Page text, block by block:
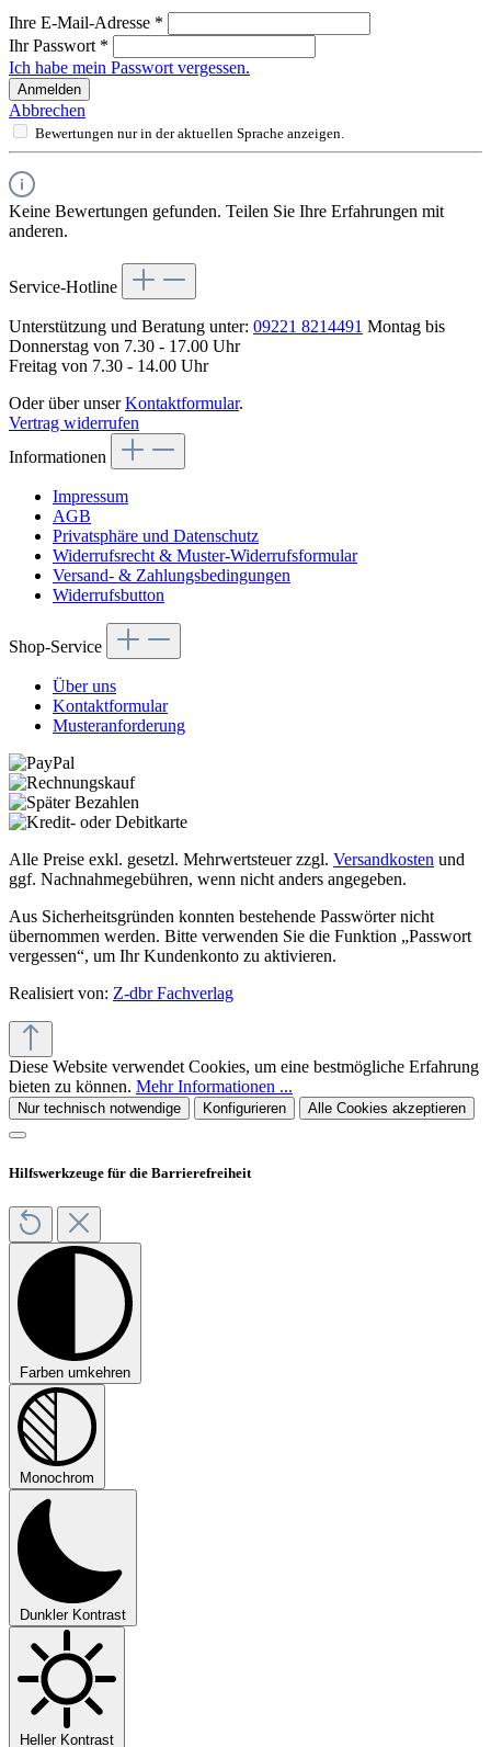
Ihre E-Mail-Adresse *
Ihr Passwort *
Ich habe mein Passwort vergessen.
Anmelden
Abbrechen
Bewertungen nur in der aktuellen Sprache anzeigen.
Keine Bewertungen gefunden. Teilen Sie Ihre Erfahrungen mit
anderen.
Service-Hotline
Unterstützung und Beratung unter: 09221 8214491 Montag bis
Donnerstag von 7.30 - 17.00 Uhr
Freitag von 7.30 - 14.00 Uhr
Oder über unserKontaktformular.
Vertrag widerrufen
Informationen
Impressum
AGB
Privatsphäre und Datenschutz
Widerrufsrecht & Muster-Widerrufsformular
Versand- & Zahlungsbedingungen
Widerrufsbutton
Shop-Service
Über uns
Kontaktformular
Musteranforderung
Alle Preise exkl. gesetzl. Mehrwertsteuer zzgl. Versandkosten und
ggf. Nachnahmegebühren, wenn nicht anders angegeben.
Aus Sicherheitsgründen konnten bestehende Passwörter nicht
übernommen werden. Bitte verwenden Sie die Funktion „Passwort
vergessen“, um Ihr Kundenkonto zu aktivieren.
Realisiert von: Z-dbr Fachverlag
Diese Website verwendet Cookies, um eine bestmögliche Erfahrung
bieten zu können. Mehr Informationen ...
Nur technisch notwendige Konfigurieren Alle Cookies akzeptieren
Hilfswerkzeuge für die Barrierefreiheit
Farben umkehren
Monochrom
Dunkler Kontrast
Heller Kontrast